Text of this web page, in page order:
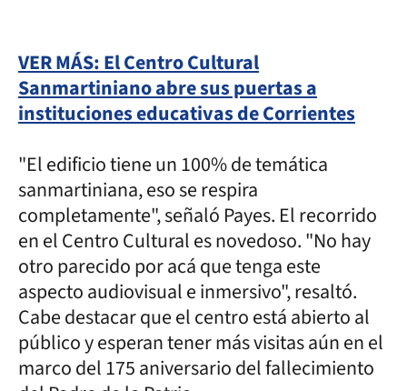
VER MÁS: El Centro Cultural
Sanmartiniano abre sus puertas a
instituciones educativas de Corrientes
"El edificio tiene un 100% de temática
sanmartiniana, eso se respira
completamente", señaló Payes. El recorrido
en el Centro Cultural es novedoso. "No hay
otro parecido por acá que tenga este
aspecto audiovisual e inmersivo", resaltó.
Cabe destacar que el centro está abierto al
público y esperan tener más visitas aún en el
marco del 175 aniversario del fallecimiento